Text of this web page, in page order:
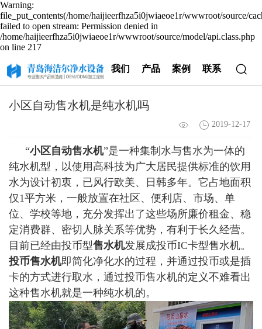
Warning:
file_put_contents(/home/haijieerfhza5i0jwiaeoe1r/wwwroot/source/
failed to open stream: Permission denied in
/home/haijieerfhza5i0jwiaeoe1r/wwwroot/source/model/api.class.php
on line 217
我们 产品 案例 联系
小区自动售水机是纯水机吗
2019-12-17
“小区自动售水机”是一种集制水与售水为一体的
纯水机型，以使用高科技为广大居民提供标准的饮用
水为设计初衷，已风行欧美、日韩多年。它占地面积
仅1平方米，一般放置在社区、便利店、市场、单
位、学校等地，充分发挥出了这些场所廉价租金、稳
定消费群、密切人脉关系等优势，有利于长久经营。
目前已经由投币型售水机发展成投币IC卡型售水机。
投币售水机即简化净化水的过程，并通过投币或是插
卡的方式进行取水，通过投币售水机的定义不难看出
这种售水机就是一种纯水机的。